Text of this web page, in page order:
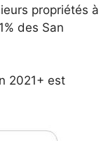
propriétés à
des San
2021+ est